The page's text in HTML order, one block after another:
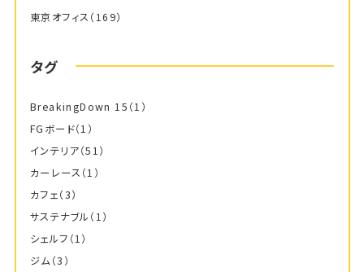
東京オフィス （169）
タグ
BreakingDown 15 （1）
FGボード（1）
インテリア（51）
カーレース （1）
カフェ（3）
サステナブル （1）
シェルフ （1）
ジム（3）